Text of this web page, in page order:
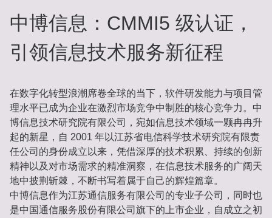
中博信息：CMMI5 级认证，
引领信息技术服务新征程
在数字化转型浪潮席卷全球的当下，软件研发能力与项目管
理水平已成为企业在激烈市场竞争中制胜的核心竞争力。中
博信息技术研究院有限公司，宛如信息技术领域一颗冉冉升
起的新星，自 2001 年以江苏省电信科学技术研究院有限责
任公司的身份成立以来，凭借深厚的技术积累、持续的创新
精神以及对市场需求的精准洞察，在信息技术服务的广阔天
地中披荆斩棘，不断书写着属于自己的辉煌篇章。
中博信息作为江苏通信服务有限公司的专业子公司，同时也
是中国通信服务股份有限公司旗下的上市企业，自成立之初